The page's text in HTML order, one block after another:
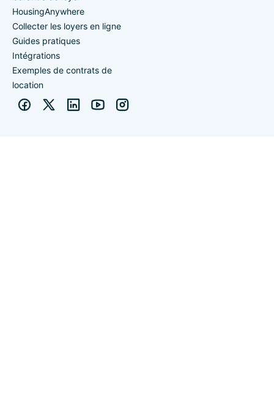
HousingAnywhere
Collecter les loyers en ligne
Guides pratiques
Intégrations
Exemples de contrats de
location